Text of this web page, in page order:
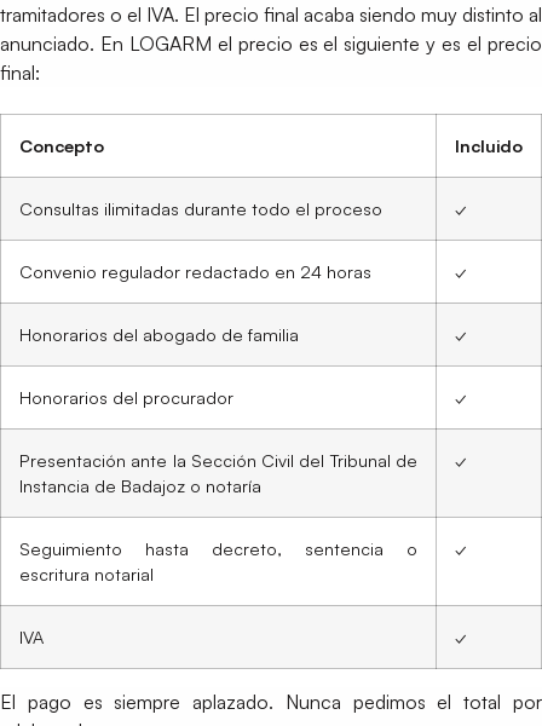
tramitadores o el IVA. El precio final acaba siendo muy distinto al
anunciado. En LOGARM el precio es el siguiente y es el precio
final:
Concepto Incluido
Consultas ilimitadas durante todo el proceso ✓
Convenio regulador redactado en 24 horas ✓
Honorarios del abogado de familia ✓
Honorarios del procurador ✓
Presentación ante la Sección Civil del Tribunal de
Instancia de Badajoz o notaría
✓
Seguimiento hasta decreto, sentencia o
escritura notarial
✓
IVA ✓
El pago es siempre aplazado. Nunca pedimos el total por